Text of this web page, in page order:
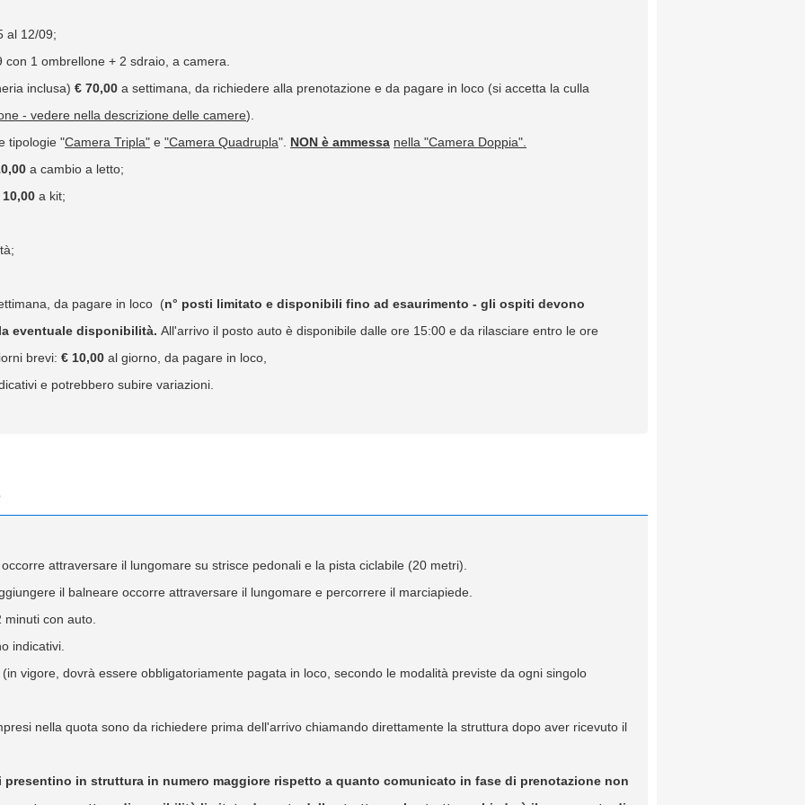
al 12/09;
1 ombrellone + 2 sdraio, a camera.
inclusa) € 70,00 a settimana, da richiedere alla prenotazione e da pagare in loco (si accetta la culla
- vedere nella descrizione delle camere).
tipologie "Camera Tripla" e "Camera Quadrupla". NON è ammessa nella "Camera Doppia".
a cambio a letto;
10,00 a kit;
da pagare in loco (n° posti limitato e disponibili fino ad esaurimento - gli ospiti devono
eventuale disponibilità. All'arrivo il posto auto è disponibile dalle ore 15:00 e da rilasciare entro le ore
brevi: € 10,00 al giorno, da pagare in loco,
e potrebbero subire variazioni.
attraversare il lungomare su strisce pedonali e la pista ciclabile (20 metri).
il balneare occorre attraversare il lungomare e percorrere il marciapiede.
con auto.
indicativi.
vigore, dovrà essere obbligatoriamente pagata in loco, secondo le modalità previste da ogni singolo
nella quota sono da richiedere prima dell'arrivo chiamando direttamente la struttura dopo aver ricevuto il
in struttura in numero maggiore rispetto a quanto comunicato in fase di prenotazione non